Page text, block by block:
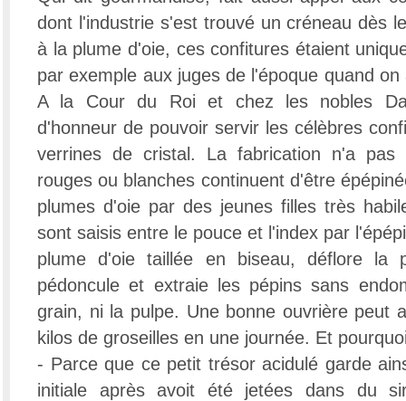
dont l'industrie s'est trouvé un créneau dès
à la plume d'oie, ces confitures étaient
par exemple aux juges de l'époque quand
A la Cour du Roi et chez les nobles
d'honneur de pouvoir servir les célèbres
verrines de cristal. La fabrication n'a pas
rouges ou blanches continuent d'être
plumes d'oie par des jeunes filles très
sont saisis entre le pouce et l'index par
plume d'oie taillée en biseau, déflore la
pédoncule et extraie les pépins sans
grain, ni la pulpe. Une bonne ouvrière peut
kilos de groseilles en une journée. Et
- Parce que ce petit trésor acidulé garde
initiale après avoit été jetées dans du